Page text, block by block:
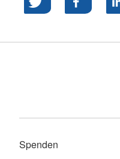
Spenden